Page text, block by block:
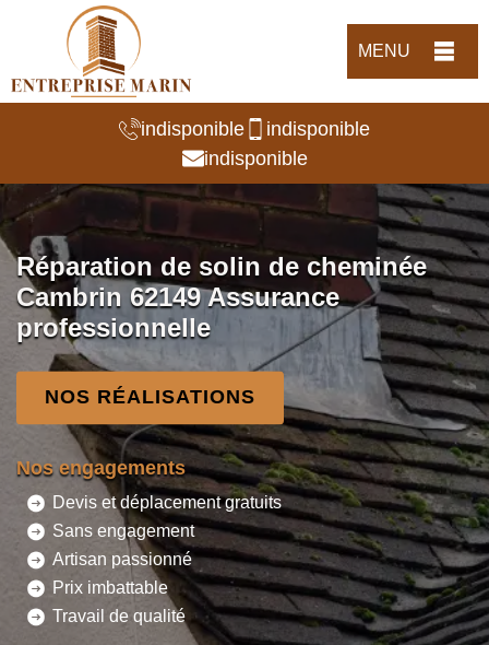
MENU
indisponible
indisponible
indisponible
Réparation de solin de cheminée
Cambrin 62149 Assurance
professionnelle
NOS RÉALISATIONS
Nos engagements
Devis et déplacement gratuits
Sans engagement
Artisan passionné
Prix imbattable
Travail de qualité